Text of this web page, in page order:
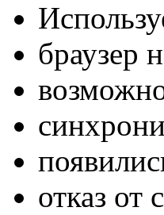
браузер
отказ от